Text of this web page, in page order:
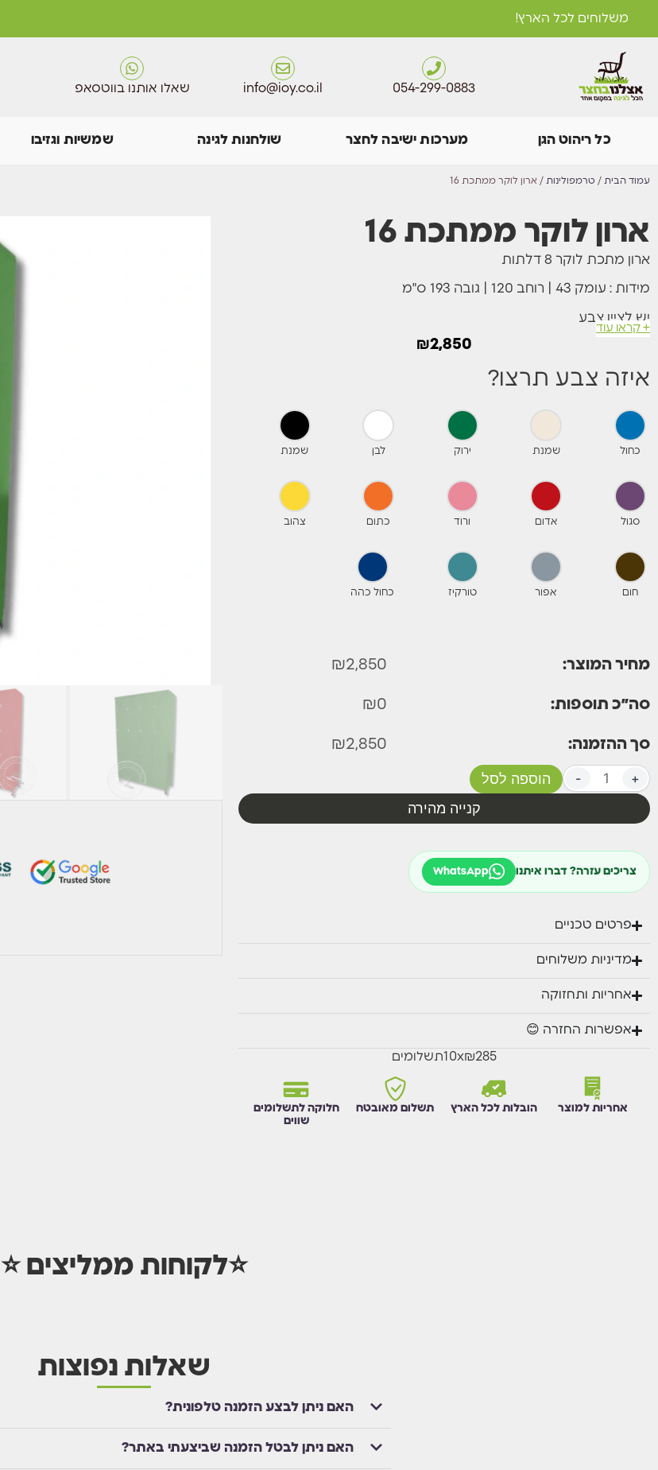
משלוחים לכל הארץ!
054-299-0883
info@ioy.co.il שאלו אותנו בווטסאפ
כל ריהוט הגן מערכות ישיבה לחצר שולחנות לגינה שמשיות וגזיבו
עמוד הבית / טרמפולינות / ארון לוקר ממתכת 16
ארון לוקר ממתכת 16
ארון מתכת לוקר 8 דלתות
מידות : עומק 43 | רוחב 120 | גובה 193 ס"מ
יש לציין צבע
+ קראו עוד
₪2,850
איזה צבע תרצו?
כחול שמנת ירוק לבן שמנת
סגול אדום ורוד כתום צהוב
חום אפור טורקיז כחול כהה
מחיר המוצר: ₪2,850
סה״כ תוספות: ₪0
סך ההזמנה: ₪2,850
- +
הוספה לסל
קנייה מהירה
צריכים עזרה? דברו איתנו WhatsApp
פרטים טכניים
מדיניות משלוחים
אחריות ותחזוקה
אפשרות החזרה 😊
₪285
x
10תשלומים
אחריות למוצר הובלות לכל הארץ תשלום מאובטח
חלוקה לתשלומים
שווים
⭐לקוחות ממליצים ⭐
שאלות נפוצות
האם ניתן לבצע הזמנה טלפונית?
האם ניתן לבטל הזמנה שביצעתי באתר?